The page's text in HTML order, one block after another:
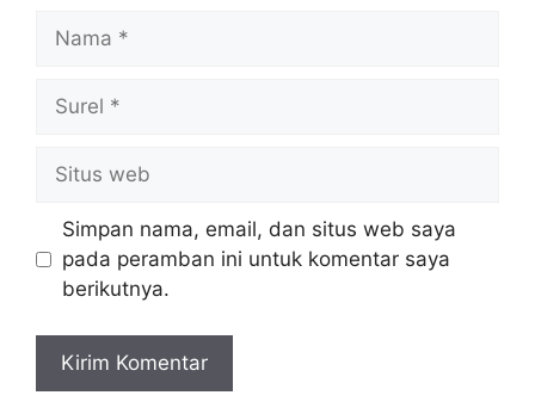
Nama
Surel
Situs
web
Simpan nama, email, dan situs web saya
pada peramban ini untuk komentar saya
berikutnya.